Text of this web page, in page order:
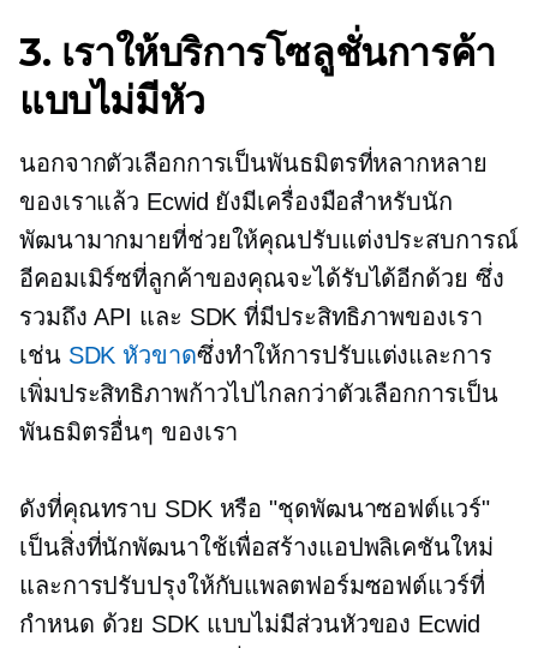
3. เราให้บริการโซลูชั่นการค้า
แบบไม่มีหัว
นอกจากตัวเลือกการเป็นพันธมิตรที่หลากหลาย
ของเราแล้ว Ecwid ยังมีเครื่องมือสำหรับนัก
พัฒนามากมายที่ช่วยให้คุณปรับแต่งประสบการณ์
อีคอมเมิร์ซที่ลูกค้าของคุณจะได้รับได้อีกด้วย ซึ่ง
รวมถึง API และ SDK ที่มีประสิทธิภาพของเรา
เช่น SDK หัวขาดซึ่งทำให้การปรับแต่งและการ
เพิ่มประสิทธิภาพก้าวไปไกลกว่าตัวเลือกการเป็น
พันธมิตรอื่นๆ ของเรา
ดังที่คุณทราบ SDK หรือ "ชุดพัฒนาซอฟต์แวร์"
เป็นสิ่งที่นักพัฒนาใช้เพื่อสร้างแอปพลิเคชันใหม่
และการปรับปรุงให้กับแพลตฟอร์มซอฟต์แวร์ที่
กำหนด ด้วย SDK แบบไม่มีส่วนหัวของ Ecwid